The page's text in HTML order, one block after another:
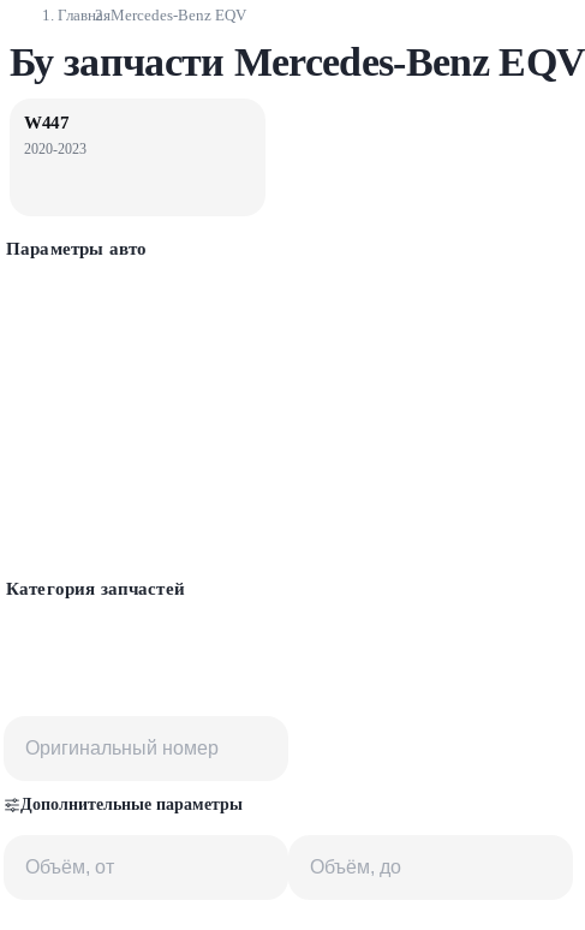
ГлавнаяMercedes-Benz EQV
Бу запчасти Mercedes-Benz
W447
2020-2023
Параметры авто
Категория запчастей
Дополнительные параметры